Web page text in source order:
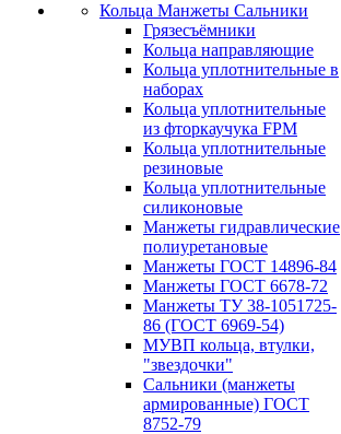
Кольца Манжеты Сальники
Грязесъёмники
Кольца направляющие
Кольца уплотнительные в
наборах
Кольца уплотнительные
из фторкаучука FPM
Кольца уплотнительные
резиновые
Кольца уплотнительные
силиконовые
Манжеты гидравлические
полиуретановые
Манжеты ГОСТ 14896-84
Манжеты ГОСТ 6678-72
Манжеты ТУ 38-1051725-
86 (ГОСТ 6969-54)
МУВП кольца, втулки,
"звездочки"
Сальники (манжеты
армированные) ГОСТ
8752-79